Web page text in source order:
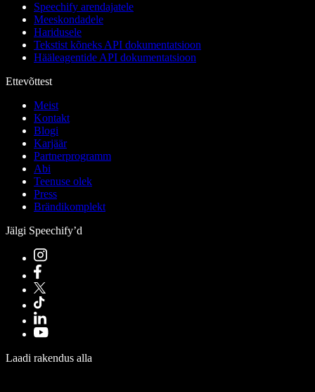
Speechify arendajatele
Meeskondadele
Haridusele
Tekstist kõneks API dokumentatsioon
Hääleagentide API dokumentatsioon
Ettevõttest
Meist
Kontakt
Blogi
Karjäär
Partnerprogramm
Abi
Teenuse olek
Press
Brändikomplekt
Jälgi Speechify’d
Laadi rakendus alla